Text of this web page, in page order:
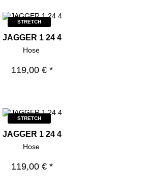
STRETCH
JAGGER 1 24 4
Hose
119,00 € *
STRETCH
JAGGER 1 24 4
Hose
119,00 € *